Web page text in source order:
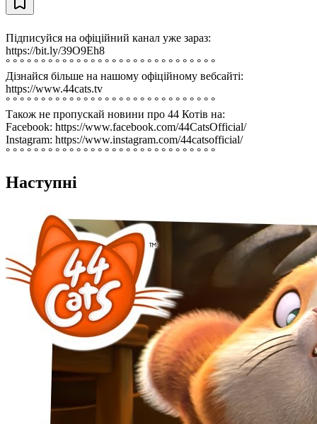
Підписуйся на офіційний канал уже зараз:
https://bit.ly/39O9Eh8
° ° ° ° ° ° ° ° ° ° ° ° ° ° ° ° ° ° ° ° ° ° ° ° ° ° ° ° ° °
Дізнайся більше на нашому офіційному вебсайті:
https://www.44cats.tv
° ° ° ° ° ° ° ° ° ° ° ° ° ° ° ° ° ° ° ° ° ° ° ° ° ° ° ° ° °
Також не пропускай новини про 44 Котів на:
Facebook: https://www.facebook.com/44CatsOfficial/
Instagram: https://www.instagram.com/44catsofficial/
° ° ° ° ° ° ° ° ° ° ° ° ° ° ° ° ° ° ° ° ° ° ° ° ° ° ° ° ° °
Наступні